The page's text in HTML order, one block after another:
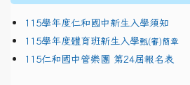
115學年度仁和國中新生入學須知
115學年度體育班新生入學甄(審)簡章
115仁和國中管樂團 第24屆報名表